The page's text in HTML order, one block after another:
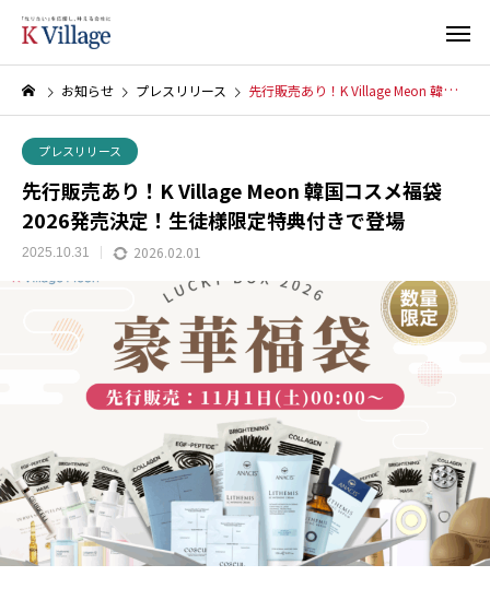
お知らせ プレスリリース 先行販売あり！K Village Meon 韓国コスメ福袋2026発売決定！生徒様限定特典付きで登場
プレスリリース
先行販売あり！K Village Meon 韓国コスメ福袋
2026発売決定！生徒様限定特典付きで登場
2025.10.31 2026.02.01